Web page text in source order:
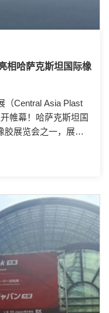
相哈萨克斯坦国际橡
（Central Asia Plast
帷幕！哈萨克斯坦国
胶展览会之一，展示
制品制造商和供应